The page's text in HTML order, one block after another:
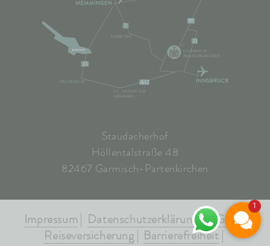
95
11
7
A12
13
KEMPTEN
ST. ANTON AM
ARLBERG
FELDKIRCH
GARMISCH-
PARTENKIRCHEN
Staudacherhof
Höllentalstraße 48
82467 Garmisch-Partenkirchen
Impressum Datenschutzerklärung
AGB's
Reiseversicherung
Barrierefreiheit
1